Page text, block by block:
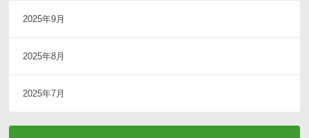
2025年9月
2025年8月
2025年7月